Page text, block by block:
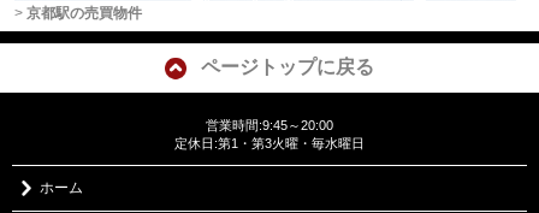
> 京都駅の売買物件
ページトップに戻る
営業時間:9:45～20:00
定休日:第1・第3火曜・毎水曜日
ホーム